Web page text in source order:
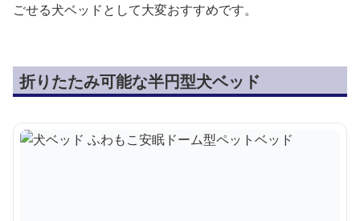
ごせる犬ベッドとして大変おすすめです。
折りたたみ可能な半円型犬ベッド